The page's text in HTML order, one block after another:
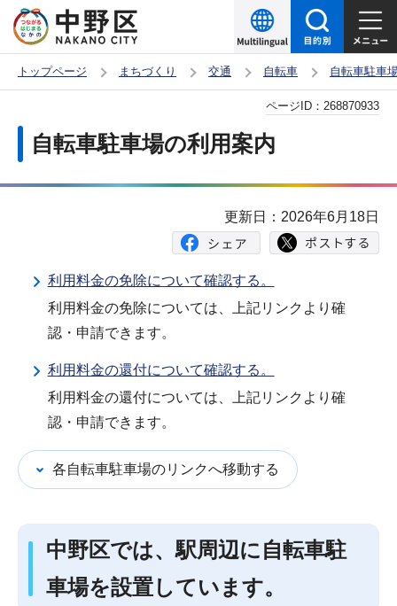
の
ー
頭
トップページ まちづくり 交通 自転車 自転車駐車
自転車駐車場の利用案内
ページID： 268870933
更新日：2026年6月18日
利用料金の免除について確認する。
利用料金の免除については、上記リンクより確
認・申請できます。
利用料金の還付について確認する。
利用料金の還付については、上記リンクより確
認・申請できます。
各自転車駐車場のリンクへ移動する
中野区では、駅周辺に自転車駐
車場を設置しています。